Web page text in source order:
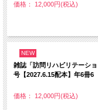
価格： 12,000円(税込)
NEW
雑誌「訪問リハビリテーシ
号【2027.6.15配本】年6冊6
価格： 12,000円(税込)